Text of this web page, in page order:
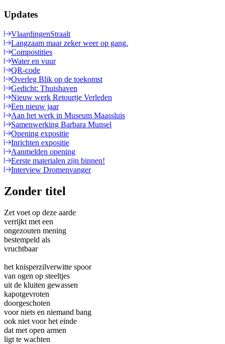
Updates
VlaardingenStraalt
Langzaam maar zeker weer op gang.
Compostities
Water en vuur
QR-code
Overleg Blik op de toekomst
Gedicht: Thuishaven
Nieuw werk Retourtje Verleden
Een nieuw jaar
Aan het werk in Museum Maassluis
Samenwerking Barbara Munsel
Opening expositie
Inrichten expositie
Aanmelden opening
Eerste materialen zijn binnen!
Interview Dromenvanger
Zonder titel
Zet voet op deze aarde
verrijkt met een
ongezouten mening
bestempeld als
vruchtbaar
het knisperzilverwitte spoor
van ogen op steeltjes
uit de kluiten gewassen
kapotgevroten
doorgeschoten
voor niets en niemand bang
ook niet voor het einde
dat met open armen
ligt te wachten